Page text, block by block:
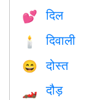
💕 दिल
🕯 दिवाली
😄 दोस्त
🏎 दौड़